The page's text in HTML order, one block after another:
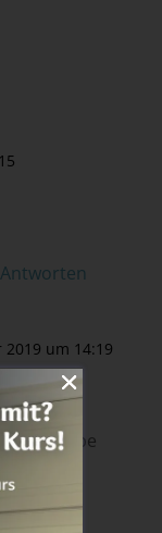
Antworten
um 14:19
Ich habe
halbe